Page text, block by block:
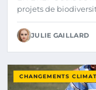
projets de
JULIE GAILLARD
CHANGEMENTS